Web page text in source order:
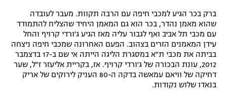
תקנון עבור פעילות אלקטרה
תקנון עבור פעילות ספורט 1 – "מרלן"
גיימינג E-Sports
תנאי שימוש
ספורט אתגרי ואקסטרים
אומנויות לחימה
ברק בכר הגיע למכבי חיפה עם הרבה תקוות. מעבר לעובדה
שהוא מאמן נהדר, בכר הוא גם המאמן היחיד שהצליח להתמודד
עם מכבי תל אביב ואף לגבור עליה מאז הגיע ג'ורדי קרויף והחל
עידן המאמנים הזרים בצהוב. הפעם האחרונה שמכבי חיפה ניצחה
בביתה את מכבי ת"א במסגרת הליגה הייתה אי שם ב-17 בדצמבר
2012, עונת הבכורה של ג'ורדי קרויף. אז, בקריית אליעזר ז"ל, שער
דחיקה של וויאם עמאשה בדקה ה-80 העניק לירוקים של אריק
בנאדו שלוש נקודות.